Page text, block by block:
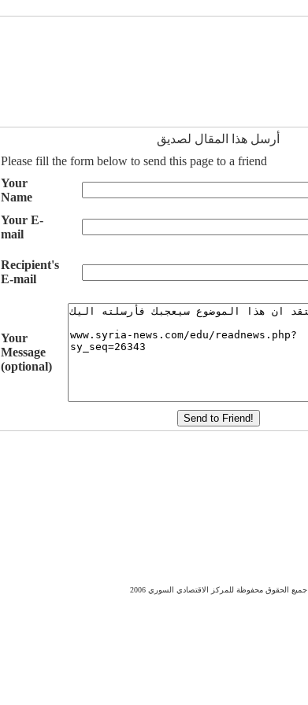
أرسل هذا المقال لصديق
Please fill the form below to send this page to a friend
Your
Name
Your E-
mail
Recipient's
E-mail
Your
Message
(optional)
جميع الحقوق محفوظة للمركز الاقتصادي السوري 2006